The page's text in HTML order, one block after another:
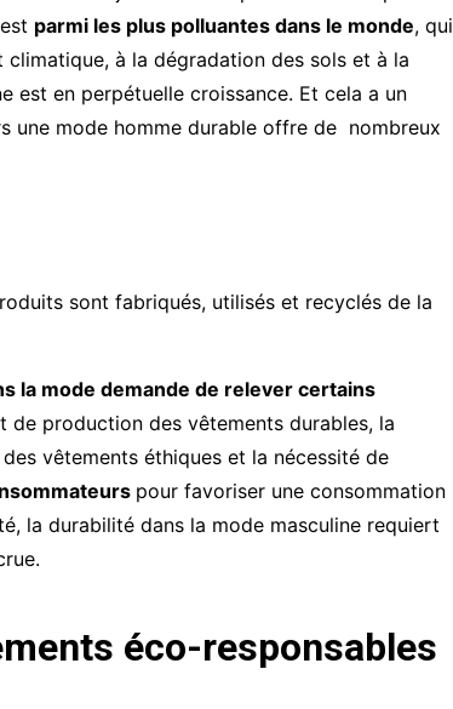
parmi les plus polluantes dans le monde, qui
à la dégradation des sols et à la
est en perpétuelle croissance. Et cela a un
une mode homme durable offre de nombreux
sont fabriqués, utilisés et recyclés de la
la mode demande de relever certains
de production des vêtements durables, la
vêtements éthiques et la nécessité de
pour favoriser une consommation
la durabilité dans la mode masculine requiert
éco-responsables